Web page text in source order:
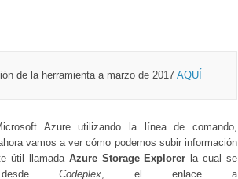
de la herramienta a marzo de 2017AQUÍ
Azure utilizando la línea de comando,
vamos a ver cómo podemos subir información
útil llamada Azure Storage Explorer la cual se
Codeplex , el enlace a